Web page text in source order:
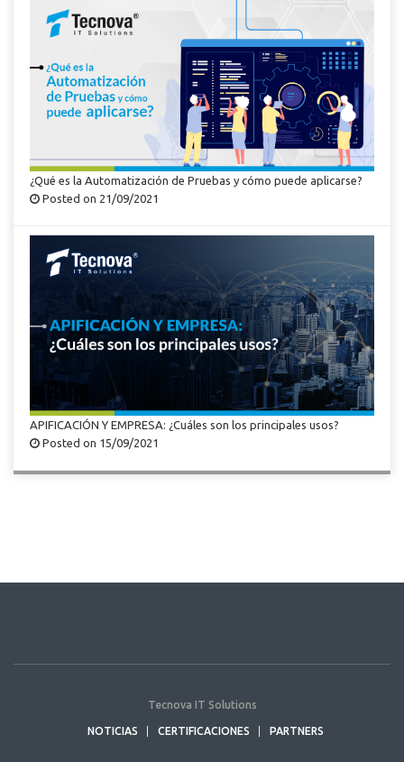
¿Qué es la Automatización de Pruebas y cómo puede aplicarse?
Posted on 21/09/2021
APIFICACIÓN Y EMPRESA: ¿Cuáles son los principales usos?
Posted on 15/09/2021
Tecnova IT Solutions
NOTICIAS CERTIFICACIONES PARTNERS